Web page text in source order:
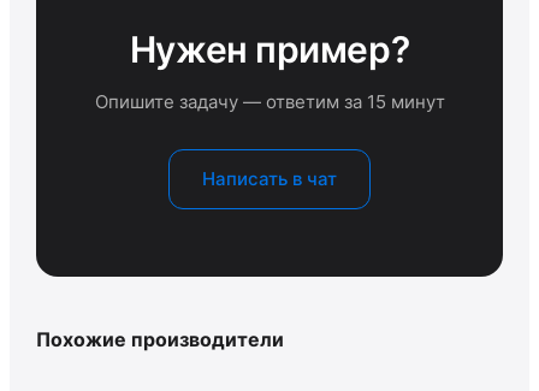
Нужен пример?
Опишите задачу — ответим за 15 минут
Написать в чат
Похожие производители